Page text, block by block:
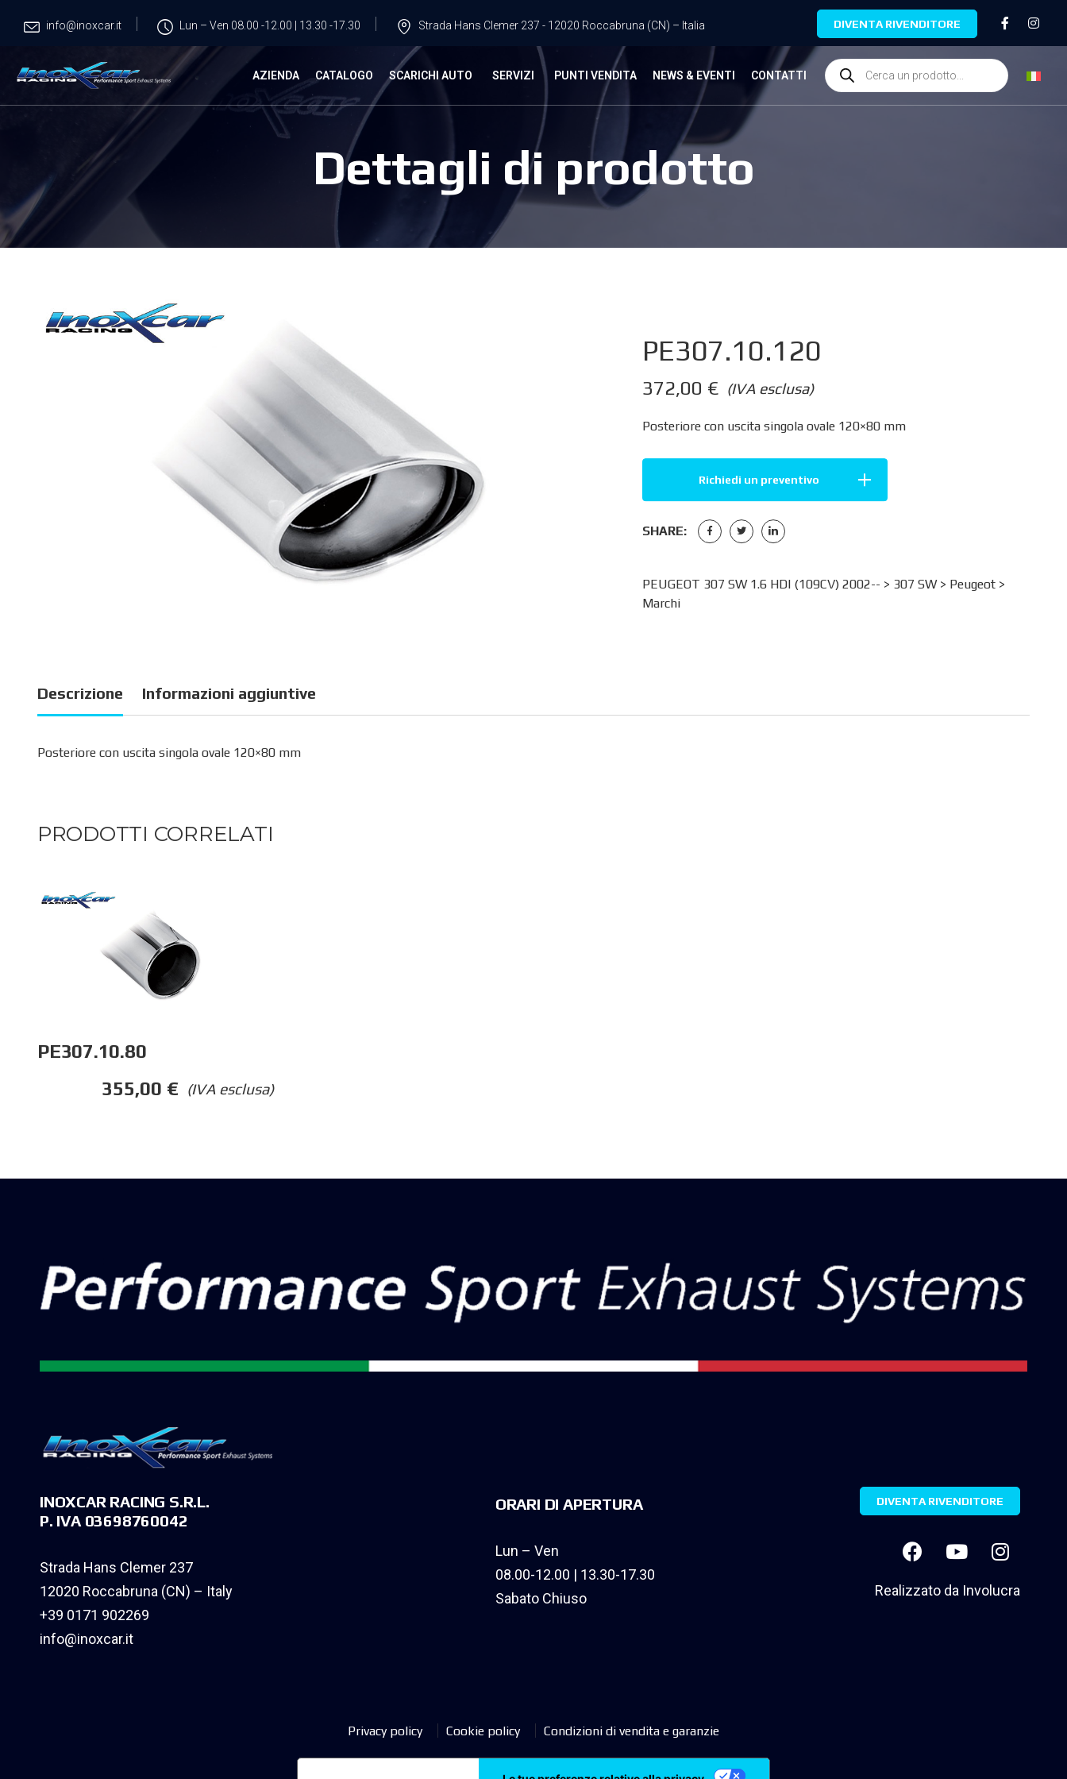
info@inoxcar.it Lun – Ven 08.00 -12.00 | 13.30 -17.30 Strada Hans Clemer 237 - 12020 Roccabruna (CN) – Italia DIVENTA RIVENDITORE
AZIENDA CATALOGO SCARICHI AUTO SERVIZI PUNTI VENDITA NEWS & EVENTI CONTATTI
Dettagli di prodotto
PE307.10.120
(IVA esclusa)
372,00 €
Posteriore con uscita singola ovale 120×80 mm
Richiedi un preventivo
SHARE:
PEUGEOT 307 SW 1.6 HDI (109CV) 2002-- > 307 SW> Peugeot>
Marchi
Descrizione Informazioni aggiuntive
Posteriore con uscita singola ovale 120×80 mm
PRODOTTI CORRELATI
PE307.10.80
(IVA esclusa)
355,00 €
INOXCAR RACING S.R.L.
P. IVA 03698760042
Strada Hans Clemer 237
12020 Roccabruna (CN) – Italy
+39 0171 902269
info@inoxcar.it
ORARI DI APERTURA
Lun – Ven
08.00-12.00 | 13.30-17.30
Sabato Chiuso
DIVENTA RIVENDITORE
Realizzato da Involucra
Privacy policy Cookie policy Condizioni di vendita e garanzie